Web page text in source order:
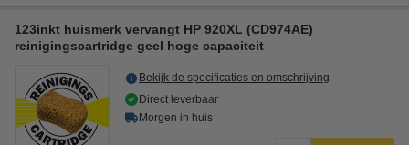
123inkt huismerk vervangt HP 920XL (CD974AE)
reinigingscartridge geel hoge capaciteit
Bekijk de specificaties en omschrijving
Direct leverbaar
Morgen in huis